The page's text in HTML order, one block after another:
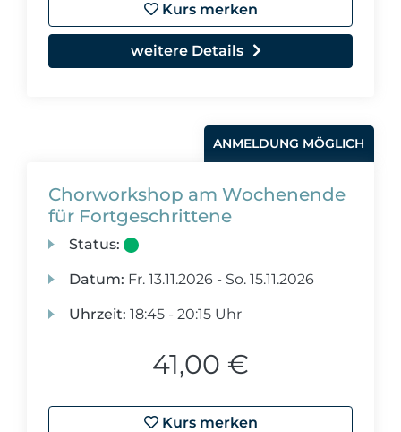
Kurs merken
weitere Details
ANMELDUNG MÖGLICH
Chorworkshop am Wochenende
für Fortgeschrittene
Status:
Datum: Fr. 13.11.2026 - So. 15.11.2026
Uhrzeit: 18:45 - 20:15 Uhr
41,00 €
Kurs merken